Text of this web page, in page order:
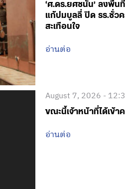
‘ศ.ดร.ยศชนัน’ ลงพื้
แก้ปมบูลลี่ ปิด รร.ชั่ว
สะเทือนใจ
อ่านต่อ
August 7, 2026 -
ขณะนี้เจ้าหน้าที่ได้เข้
อ่านต่อ